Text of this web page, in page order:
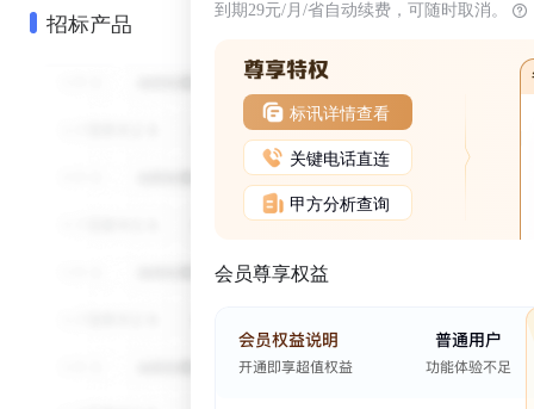
招标产品 到期29元/月/省自动续费，可随时取消。
标讯详情查看
关键电话直连
甲方分析查询
会员尊享权益